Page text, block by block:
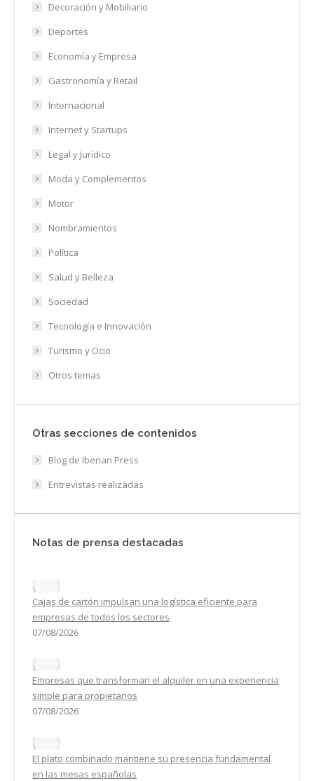
Decoración y Mobiliario
Deportes
Economía y Empresa
Gastronomía y Retail
Internacional
Internet y Startups
Legal y Jurídico
Moda y Complementos
Motor
Nombramientos
Política
Salud y Belleza
Sociedad
Tecnología e Innovación
Turismo y Ocio
Otros temas
Otras secciones de contenidos
Blog de Iberian Press
Entrevistas realizadas
Notas de prensa destacadas
Cajas de cartón impulsan una logística eficiente para
empresas de todos los sectores
07/08/2026
Empresas que transforman el alquiler en una experiencia
simple para propietarios
07/08/2026
El plato combinado mantiene su presencia fundamental
en las mesas españolas